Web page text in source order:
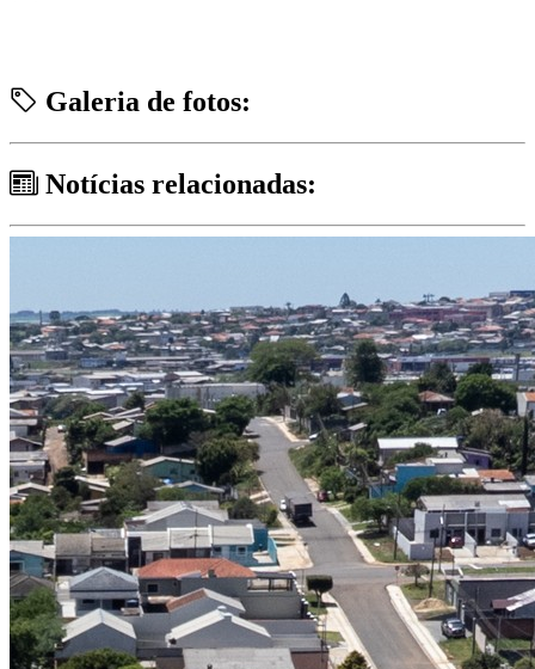
Galeria de fotos:
Notícias relacionadas: